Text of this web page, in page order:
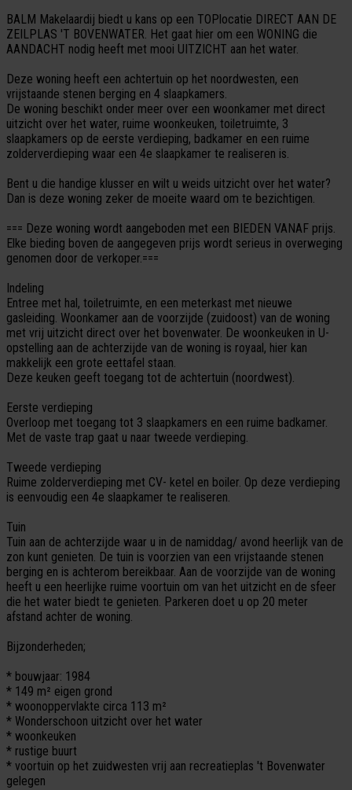
BALM Makelaardij biedt u kans op een TOPlocatie DIRECT AAN DE
ZEILPLAS 'T BOVENWATER. Het gaat hier om een WONING die
AANDACHT nodig heeft met mooi UITZICHT aan het water.
Deze woning heeft een achtertuin op het noordwesten, een
vrijstaande stenen berging en 4 slaapkamers.
De woning beschikt onder meer over een woonkamer met direct
uitzicht over het water, ruime woonkeuken, toiletruimte, 3
slaapkamers op de eerste verdieping, badkamer en een ruime
zolderverdieping waar een 4e slaapkamer te realiseren is.
Bent u die handige klusser en wilt u weids uitzicht over het water?
Dan is deze woning zeker de moeite waard om te bezichtigen.
=== Deze woning wordt aangeboden met een BIEDEN VANAF prijs.
Elke bieding boven de aangegeven prijs wordt serieus in overweging
genomen door de verkoper.===
Indeling
Entree met hal, toiletruimte, en een meterkast met nieuwe
gasleiding. Woonkamer aan de voorzijde (zuidoost) van de woning
met vrij uitzicht direct over het bovenwater. De woonkeuken in U-
opstelling aan de achterzijde van de woning is royaal, hier kan
makkelijk een grote eettafel staan.
Deze keuken geeft toegang tot de achtertuin (noordwest).
Eerste verdieping
Overloop met toegang tot 3 slaapkamers en een ruime badkamer.
Met de vaste trap gaat u naar tweede verdieping.
Tweede verdieping
Ruime zolderverdieping met CV- ketel en boiler. Op deze verdieping
is eenvoudig een 4e slaapkamer te realiseren.
Tuin
Tuin aan de achterzijde waar u in de namiddag/ avond heerlijk van de
zon kunt genieten. De tuin is voorzien van een vrijstaande stenen
berging en is achterom bereikbaar. Aan de voorzijde van de woning
heeft u een heerlijke ruime voortuin om van het uitzicht en de sfeer
die het water biedt te genieten. Parkeren doet u op 20 meter
afstand achter de woning.
Bijzonderheden;
* bouwjaar: 1984
* 149 m² eigen grond
* woonoppervlakte circa 113 m²
* Wonderschoon uitzicht over het water
* woonkeuken
* rustige buurt
* voortuin op het zuidwesten vrij aan recreatieplas 't Bovenwater
gelegen